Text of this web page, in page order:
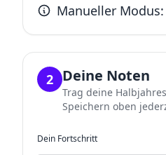
Manueller Modus:
Manuelle Modus. Du
2 Deine Noten
Trag deine
Speichern oben
Dein Fortschritt